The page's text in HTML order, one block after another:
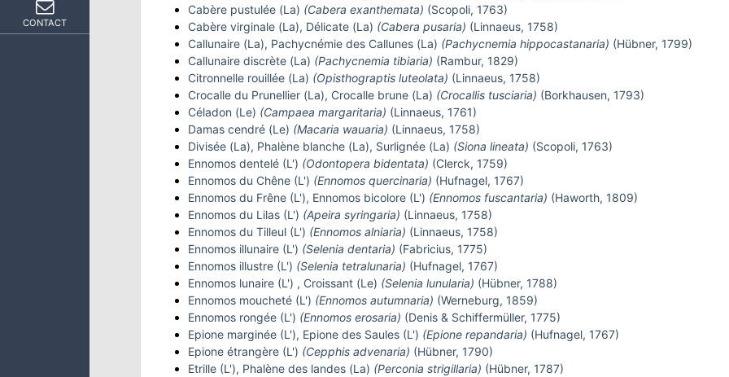
CONTACT
Cabère pustulée (La) (Cabera exanthemata) (Scopoli, 1763)
Cabère virginale (La), Délicate (La) (Cabera pusaria) (Linnaeus, 1758)
Callunaire (La), Pachycnémie des Callunes (La) (Pachycnemia hippocastanaria) (Hübner, 1799)
Callunaire discrète (La) (Pachycnemia tibiaria) (Rambur, 1829)
Citronnelle rouillée (La) (Opisthograptis luteolata) (Linnaeus, 1758)
Crocalle du Prunellier (La), Crocalle brune (La) (Crocallis tusciaria) (Borkhausen, 1793)
Céladon (Le) (Campaea margaritaria) (Linnaeus, 1761)
Damas cendré (Le) (Macaria wauaria) (Linnaeus, 1758)
Divisée (La), Phalène blanche (La), Surlignée (La) (Siona lineata) (Scopoli, 1763)
Ennomos dentelé (L') (Odontopera bidentata) (Clerck, 1759)
Ennomos du Chêne (L') (Ennomos quercinaria) (Hufnagel, 1767)
Ennomos du Frêne (L'), Ennomos bicolore (L') (Ennomos fuscantaria) (Haworth, 1809)
Ennomos du Lilas (L') (Apeira syringaria) (Linnaeus, 1758)
Ennomos du Tilleul (L') (Ennomos alniaria) (Linnaeus, 1758)
Ennomos illunaire (L') (Selenia dentaria) (Fabricius, 1775)
Ennomos illustre (L') (Selenia tetralunaria) (Hufnagel, 1767)
Ennomos lunaire (L') , Croissant (Le) (Selenia lunularia) (Hübner, 1788)
Ennomos moucheté (L') (Ennomos autumnaria) (Werneburg, 1859)
Ennomos rongée (L') (Ennomos erosaria) (Denis & Schiffermüller, 1775)
Epione marginée (L'), Epione des Saules (L') (Epione repandaria) (Hufnagel, 1767)
Epione étrangère (L') (Cepphis advenaria) (Hübner, 1790)
Etrille (L'), Phalène des landes (La) (Perconia strigillaria) (Hübner, 1787)